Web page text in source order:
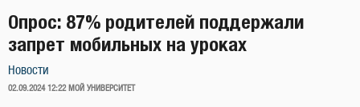
Опрос: 87% родителей поддержали
запрет мобильных на уроках
Новости
ОПУБЛИКОВАНО
02.09.2024 12:22 МОЙ УНИВЕРСИТЕТ